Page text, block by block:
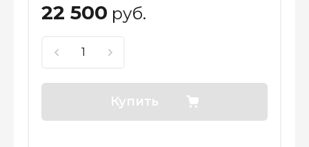
22 500 руб.
Купить